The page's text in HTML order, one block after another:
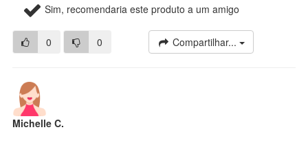
Sim, recomendaria este produto a um amigo
0 0 Compartilhar...
Michelle C.